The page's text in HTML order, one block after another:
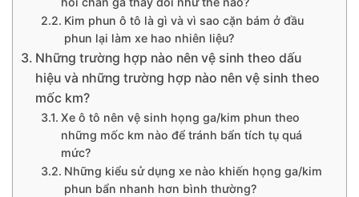
Kim phun ô tô là gì và vì sao cặn bám ở đầu
phun lại làm xe hao nhiên liệu?
Những trường hợp nào nên vệ sinh theo dấu
hiệu và những trường hợp nào nên vệ sinh theo
mốc km?
Xe ô tô nên vệ sinh họng ga/kim phun theo
những mốc km nào để tránh bẩn tích tụ quá
mức?
Những kiểu sử dụng xe nào khiến họng ga/kim
phun bẩn nhanh hơn bình thường?